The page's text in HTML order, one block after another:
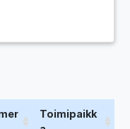
Toimipaikk